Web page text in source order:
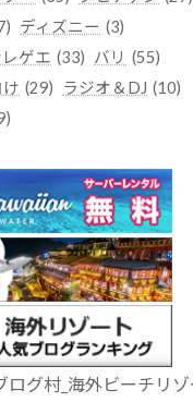
ディズニー (3)
ゲエ (33) バリ (55)
(29) ラジオ＆DJ (10)